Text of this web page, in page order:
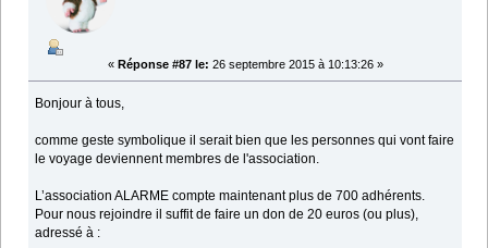
« Réponse #87 le: 26 septembre 2015 à 10:13:26 »
Bonjour à tous,
comme geste symbolique il serait bien que les personnes qui vont faire
le voyage deviennent membres de l'association.
L’association ALARME compte maintenant plus de 700 adhérents.
Pour nous rejoindre il suffit de faire un don de 20 euros (ou plus),
adressé à :